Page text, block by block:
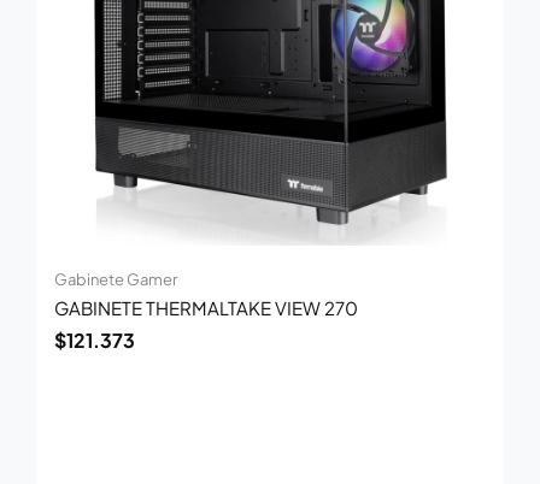
Gabinete Gamer
GABINETE THERMALTAKE VIEW 270
$121.373